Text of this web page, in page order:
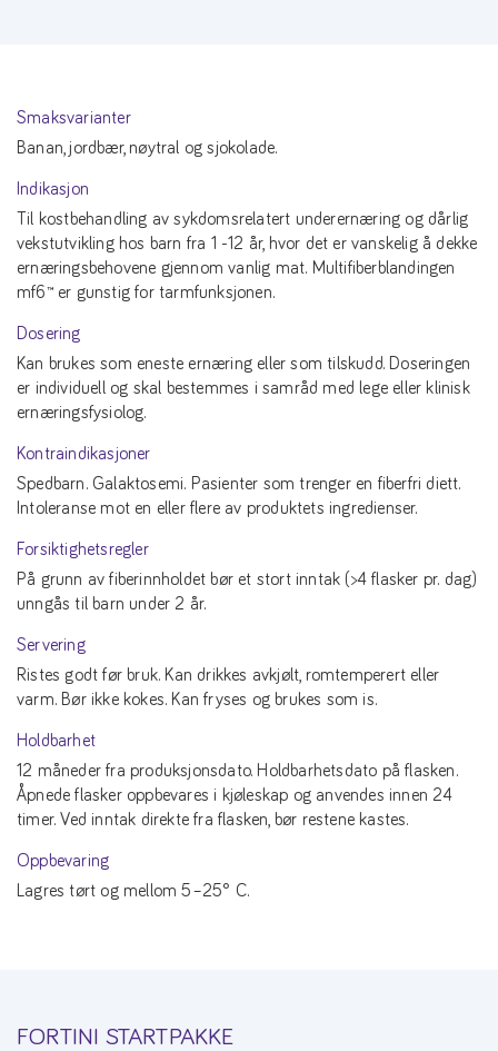
Smaksvarianter
Banan, jordbær, nøytral og sjokolade.
Indikasjon
Til kostbehandling av sykdomsrelatert underernæring og dårlig
vekstutvikling hos barn fra 1 -12 år, hvor det er vanskelig å dekke
ernæringsbehovene gjennom vanlig mat. Multifiberblandingen
mf6™ er gunstig for tarmfunksjonen.
Dosering
Kan brukes som eneste ernæring eller som tilskudd. Doseringen
er individuell og skal bestemmes i samråd med lege eller klinisk
ernæringsfysiolog.
Kontraindikasjoner
Spedbarn. Galaktosemi. Pasienter som trenger en fiberfri diett.
Intoleranse mot en eller flere av produktets ingredienser.
Forsiktighetsregler
På grunn av fiberinnholdet bør et stort inntak (>4 flasker pr. dag)
unngås til barn under 2 år.
Servering
Ristes godt før bruk. Kan drikkes avkjølt, romtemperert eller
varm. Bør ikke kokes. Kan fryses og brukes som is.
Holdbarhet
12 måneder fra produksjonsdato. Holdbarhetsdato på flasken.
Åpnede flasker oppbevares i kjøleskap og anvendes innen 24
timer. Ved inntak direkte fra flasken, bør restene kastes.
Oppbevaring
Lagres tørt og mellom 5–25° C.
FORTINI STARTPAKKE